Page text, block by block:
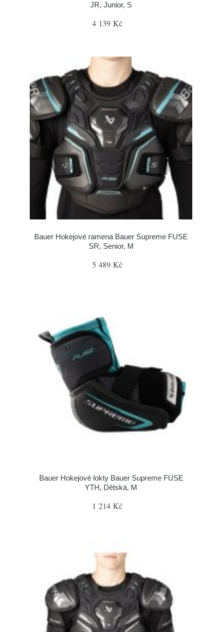
JR, Junior, S
4 139 Kč
Bauer Hokejové ramena Bauer Supreme FUSE
SR, Senior, M
5 489 Kč
Bauer Hokejové lokty Bauer Supreme FUSE
YTH, Dětská, M
1 214 Kč